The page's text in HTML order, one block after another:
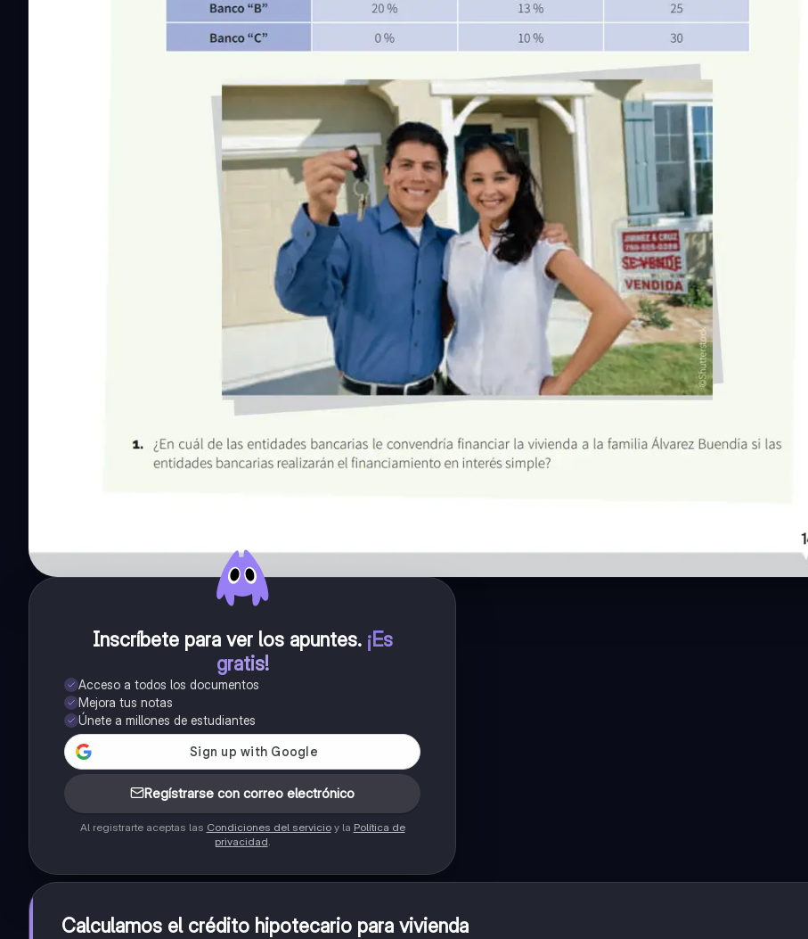
Inscríbete para ver los apuntes. ¡Es
gratis!
Acceso a todos los documentos
Mejora tus notas
Únete a millones de estudiantes
Regístrarse con correo electrónico
Al registrarte aceptas las Condiciones del servicioy la Política de
privacidad.
Calculamos el crédito hipotecario para vivienda